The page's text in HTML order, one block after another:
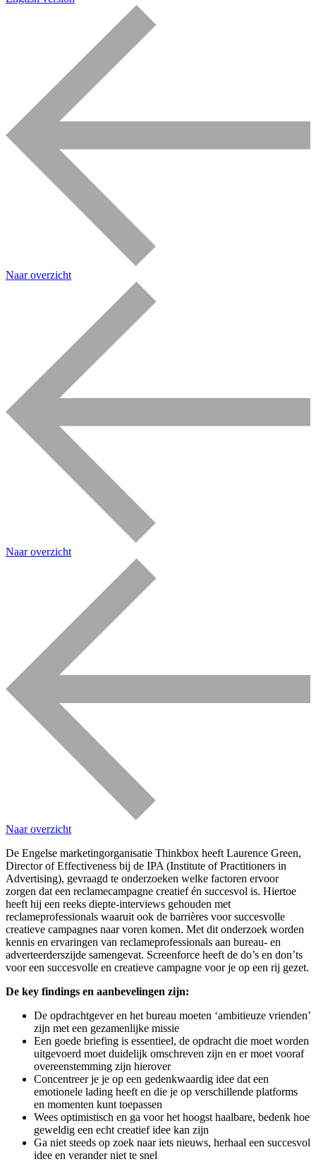
Naar overzicht
Naar overzicht
Naar overzicht
De Engelse marketingorganisatie Thinkbox heeft Laurence Green,
Director of Effectiveness bij de IPA (Institute of Practitioners in
Advertising), gevraagd te onderzoeken welke factoren ervoor
zorgen dat een reclamecampagne creatief én succesvol is. Hiertoe
heeft hij een reeks diepte-interviews gehouden met
reclameprofessionals waaruit ook de barrières voor succesvolle
creatieve campagnes naar voren komen. Met dit onderzoek worden
kennis en ervaringen van reclameprofessionals aan bureau- en
adverteerderszijde samengevat. Screenforce heeft de do’s en don’ts
voor een succesvolle en creatieve campagne voor je op een rij gezet.
De key findings en aanbevelingen zijn:
De opdrachtgever en het bureau moeten ‘ambitieuze vrienden’
zijn met een gezamenlijke missie
Een goede briefing is essentieel, de opdracht die moet worden
uitgevoerd moet duidelijk omschreven zijn en er moet vooraf
overeenstemming zijn hierover
Concentreer je je op een gedenkwaardig idee dat een
emotionele lading heeft en die je op verschillende platforms
en momenten kunt toepassen
Wees optimistisch en ga voor het hoogst haalbare, bedenk hoe
geweldig een echt creatief idee kan zijn
Ga niet steeds op zoek naar iets nieuws, herhaal een succesvol
idee en verander niet te snel